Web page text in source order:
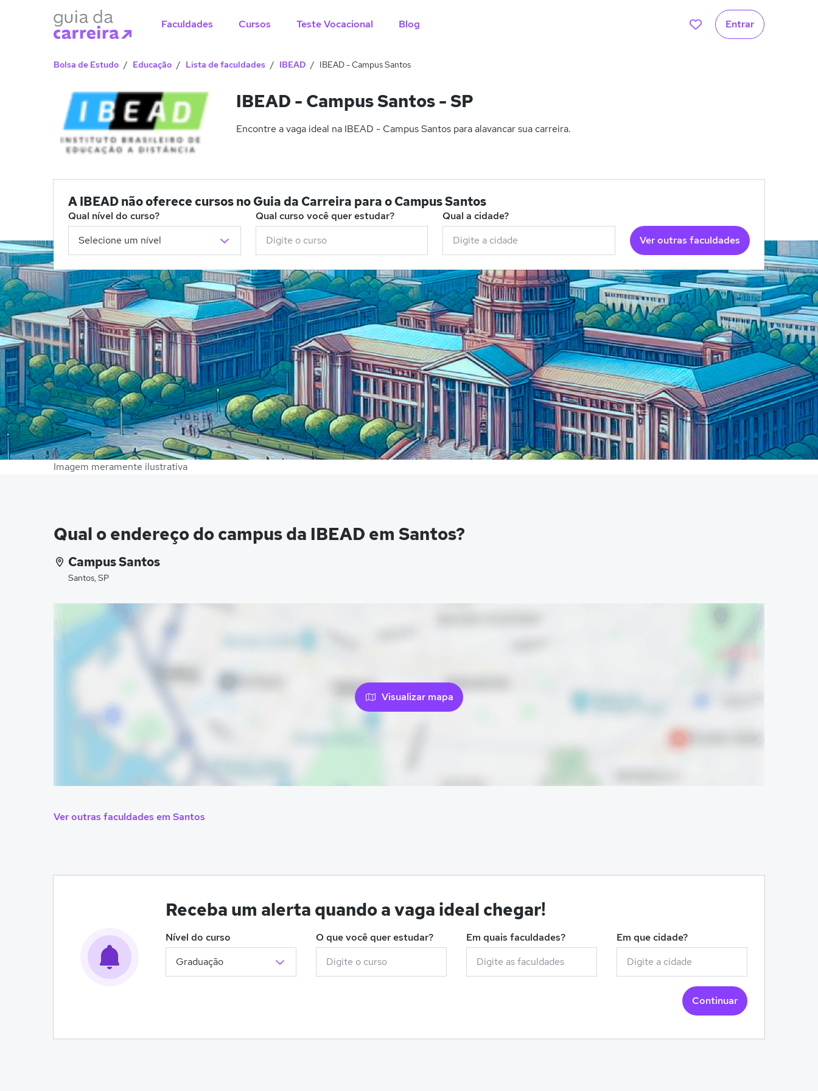
Faculdades Cursos Teste Vocacional Blog Entrar
Bolsa de Estudo Educação Lista de faculdades IBEAD IBEAD - Campus Santos
IBEAD - Campus Santos - SP
Encontre a vaga ideal na IBEAD - Campus Santos para alavancar sua carreira.
A IBEAD não oferece cursos no Guia da Carreira para o Campus Santos
Qual nível do curso? Qual curso você quer estudar?
Qual a cidade?
Ver outras faculdades
Imagem meramente ilustrativa
Qual o endereço do campus da IBEAD em Santos?
Campus Santos
Santos, SP
Visualizar mapa
Ver outras faculdades em Santos
Receba um alerta quando a vaga ideal chegar!
Nível do curso O que você quer estudar? Em quais faculdades? Em que cidade?
Continuar